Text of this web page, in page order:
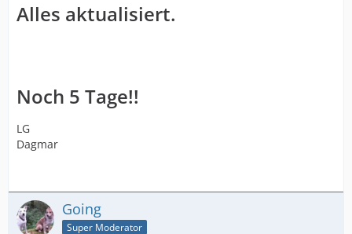
Alles aktualisiert.
Noch 5 Tage!!
LG
Dagmar
Going
Super Moderator